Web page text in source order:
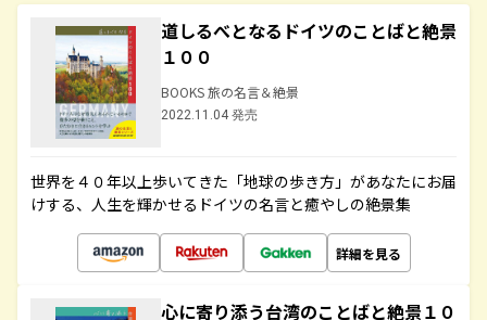
道しるべとなるドイツのことばと絶景
１００
BOOKS 旅の名言＆絶景
2022.11.04 発売
世界を４０年以上歩いてきた「地球の歩き方」があなたにお届
けする、人生を輝かせるドイツの名言と癒やしの絶景集
詳細を見る
心に寄り添う台湾のことばと絶景１０